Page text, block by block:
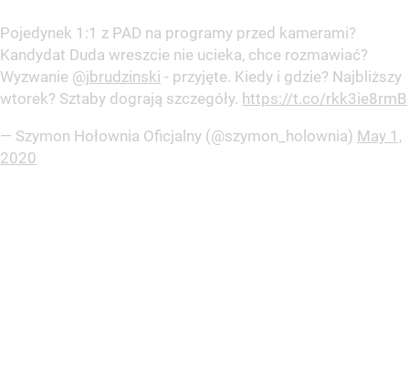
Pojedynek 1:1 z PAD na programy przed kamerami?
Kandydat Duda wreszcie nie ucieka, chce rozmawiać?
Wyzwanie @jbrudzinski - przyjęte. Kiedy i gdzie? Najbliższy
wtorek? Sztaby dograją szczegóły. https://t.co/rkk3ie8rmB
— Szymon Hołownia Oficjalny (@szymon_holownia) May 1,
2020